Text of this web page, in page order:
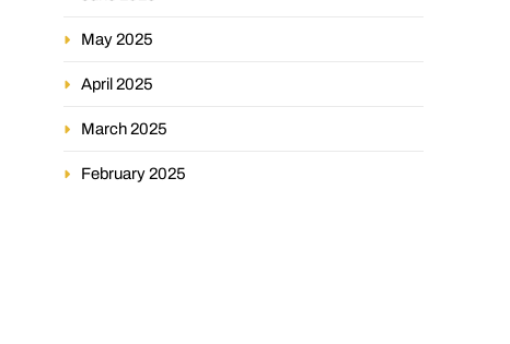
May 2025
April 2025
March 2025
February 2025